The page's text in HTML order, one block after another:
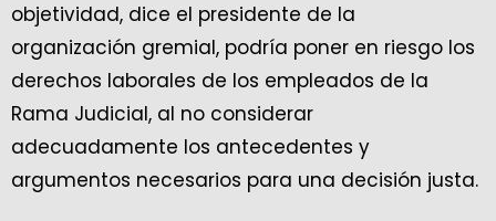
objetividad, dice el presidente de la
organización gremial, podría poner en riesgo los
derechos laborales de los empleados de la
Rama Judicial, al no considerar
adecuadamente los antecedentes y
argumentos necesarios para una decisión justa.